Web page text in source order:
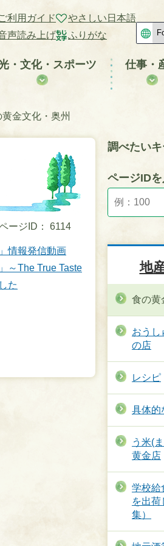
利用ガイド
声読み上げ
やさしい日本語
ふりがな
・文化・スポーツ 仕事・
黄金文化・奥州
ージID： 6114
情報発信動画
～The True Taste
た
調べたい
ページIDを
地
食の黄
おうし
の店
レシピ
具体的
う米(
黄金店
学校給
を出荷
集）